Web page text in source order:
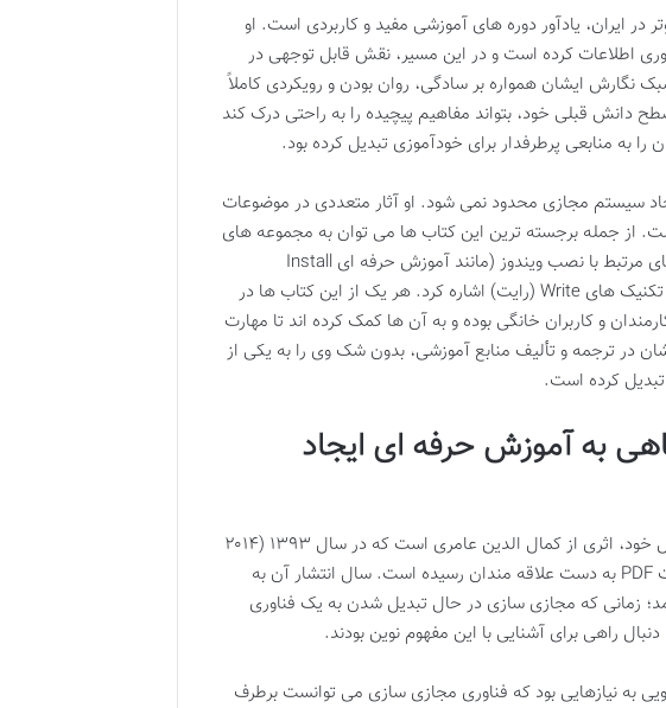
در ایران، یادآور دوره های آموزشی مفید و کاربردی است. او
اطلاعات کرده است و در این مسیر، نقش قابل توجهی در
نگارش ایشان همواره بر سادگی، روان بودن و رویکردی کاملاً
دانش قبلی خود، بتواند مفاهیم پیچیده را به راحتی درک کند
را به منابعی پرطرفدار برای خودآموزی تبدیل کرده بود.
سیستم مجازی محدود نمی شود. او آثار متعددی در موضوعات
از جمله برجسته ترین این کتاب ها می توان به مجموعه های
آموزش حرفه ای Install
تکنیک های Write (رایت)
اشاره کرد. هر یک از این کتاب ها در
و کاربران خانگی بوده و به آن ها کمک کرده اند تا مهارت
در ترجمه و تألیف منابع آموزشی، بدون شک وی را به یکی از
تبدیل کرده است.
به آموزش حرفه ای ایجاد
کتاب «آموزش حرفه ای ایجاد سیستم مجازی» با عنوان کامل خود، اثری از کمال الدین عامری است که در سال ۱۳۹۳ (۲۰۱۴
میلادی) منتشر شده است. این کتاب در ۳۱ صفحه و در فرمت PDF به دست علاقه مندان رسیده است. سال انتشار آن به
زمانی که مجازی سازی در حال تبدیل شدن به یک فناوری
راهی برای آشنایی با این مفهوم نوین بودند.
به نیازهایی بود که فناوری مجازی سازی می توانست برطرف